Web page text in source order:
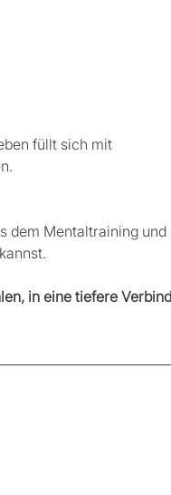
füllt sich mit
dem Mentaltraining und
in eine tiefere